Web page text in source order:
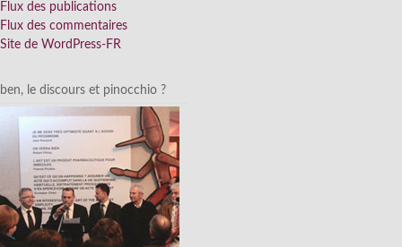
Flux des publications
Flux des commentaires
Site de WordPress-FR
ben, le discours et pinocchio ?